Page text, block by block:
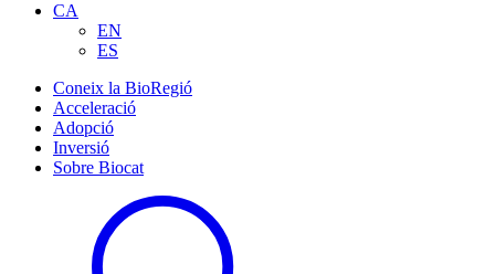
CA
EN
ES
Coneix la BioRegió
Acceleració
Adopció
Inversió
Sobre Biocat